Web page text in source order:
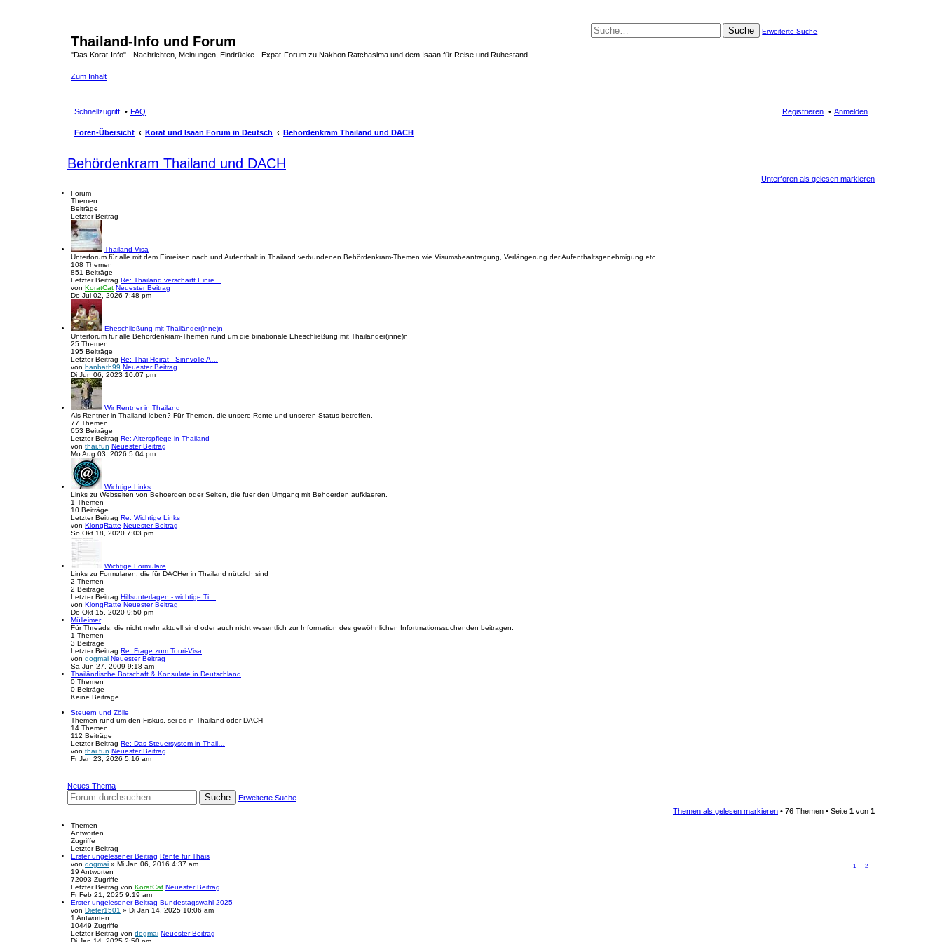
Thailand-Info und Forum
"Das Korat-Info" - Nachrichten, Meinungen, Eindrücke - Expat-Forum zu Nakhon Ratchasima und dem Isaan für Reise und Ruhestand
Zum Inhalt
Suche Erweiterte Suche
Schnellzugriff FAQ Anmelden
Registrieren
Foren-Übersicht Korat und Isaan Forum in Deutsch Behördenkram Thailand und DACH
Behördenkram Thailand und DACH
Unterforen als gelesen markieren
Forum
Themen
Beiträge
Letzter Beitrag
Thailand-Visa
Unterforum für alle mit dem Einreisen nach und Aufenthalt in Thailand verbundenen Behördenkram-Themen wie Visumsbeantragung, Verlängerung der Aufenthaltsgenehmigung etc.
108 Themen
851 Beiträge
Letzter Beitrag Re: Thailand verschärft Einre…
von KoratCat Neuester Beitrag
Do Jul 02, 2026 7:48 pm
Eheschließung mit Thailänder(inne)n
Unterforum für alle Behördenkram-Themen rund um die binationale Eheschließung mit Thailänder(inne)n
25 Themen
195 Beiträge
Letzter Beitrag Re: Thai-Heirat - Sinnvolle A…
von banbath99 Neuester Beitrag
Di Jun 06, 2023 10:07 pm
Wir Rentner in Thailand
Als Rentner in Thailand leben? Für Themen, die unsere Rente und unseren Status betreffen.
77 Themen
653 Beiträge
Letzter Beitrag Re: Alterspflege in Thailand
von thai.fun Neuester Beitrag
Mo Aug 03, 2026 5:04 pm
Wichtige Links
Links zu Webseiten von Behoerden oder Seiten, die fuer den Umgang mit Behoerden aufklaeren.
1 Themen
10 Beiträge
Letzter Beitrag Re: Wichtige Links
von KlongRatte Neuester Beitrag
So Okt 18, 2020 7:03 pm
Wichtige Formulare
Links zu Formularen, die für DACHer in Thailand nützlich sind
2 Themen
2 Beiträge
Letzter Beitrag Hilfsunterlagen - wichtige Ti…
von KlongRatte Neuester Beitrag
Do Okt 15, 2020 9:50 pm
Mülleimer
Für Threads, die nicht mehr aktuell sind oder auch nicht wesentlich zur Information des gewöhnlichen Infortmationssuchenden beitragen.
1 Themen
3 Beiträge
Letzter Beitrag Re: Frage zum Touri-Visa
von dogmai Neuester Beitrag
Sa Jun 27, 2009 9:18 am
Thailändische Botschaft & Konsulate in Deutschland
0 Themen
0 Beiträge
Keine Beiträge
Steuern und Zölle
Themen rund um den Fiskus, sei es in Thailand oder DACH
14 Themen
112 Beiträge
Letzter Beitrag Re: Das Steuersystem in Thail…
von thai.fun Neuester Beitrag
Fr Jan 23, 2026 5:16 am
Neues Thema
Suche
Erweiterte Suche
Themen als gelesen markieren • 76 Themen • Seite 1 von 1
Themen
Antworten
Zugriffe
Letzter Beitrag
Erster ungelesener Beitrag Rente für Thais
1 2
von dogmai » Mi Jan 06, 2016 4:37 am
19 Antworten
72093 Zugriffe
Letzter Beitrag von KoratCat Neuester Beitrag
Fr Feb 21, 2025 9:19 am
Erster ungelesener Beitrag Bundestagswahl 2025
von Dieter1501 » Di Jan 14, 2025 10:06 am
1 Antworten
10449 Zugriffe
Letzter Beitrag von dogmai Neuester Beitrag